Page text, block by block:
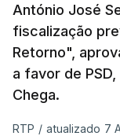
Presidente da
Assegurar
prejudicado"
António José
fiscalização
Retorno",
a favor de
Chega.
RTP / atualizado 7